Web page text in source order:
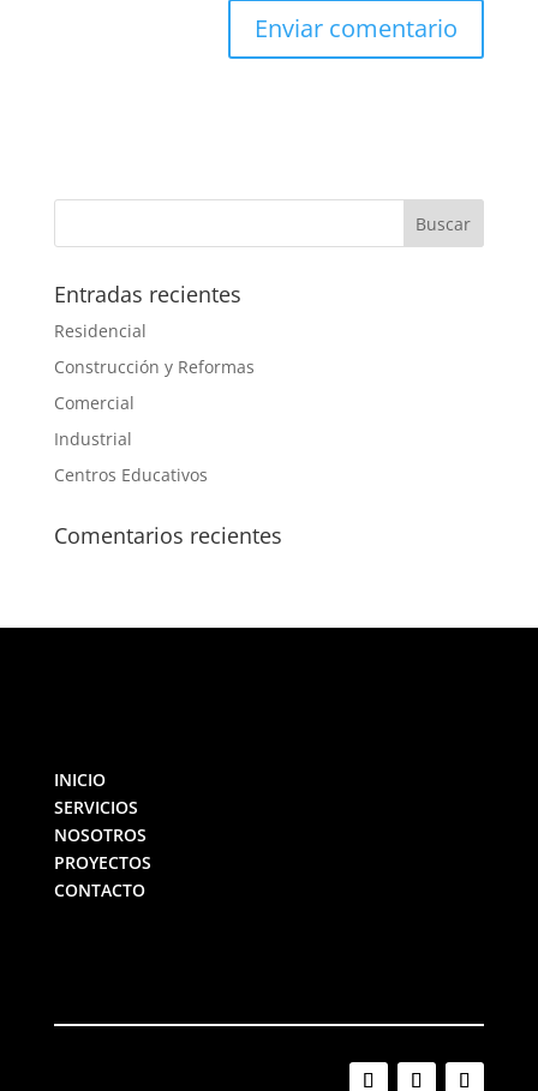
Entradas recientes
Residencial
Construcción y Reformas
Comercial
Industrial
Centros Educativos
Comentarios recientes
INICIO
SERVICIOS
NOSOTROS
PROYECTOS
CONTACTO